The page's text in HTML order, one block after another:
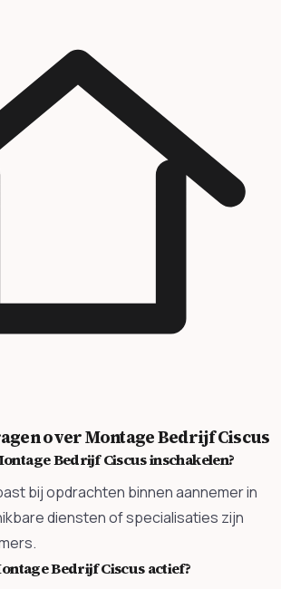
over Montage Bedrijf Ciscus
Bedrijf Ciscus inschakelen?
bij opdrachten binnen aannemer in
diensten of specialisaties zijn
Bedrijf Ciscus actief?